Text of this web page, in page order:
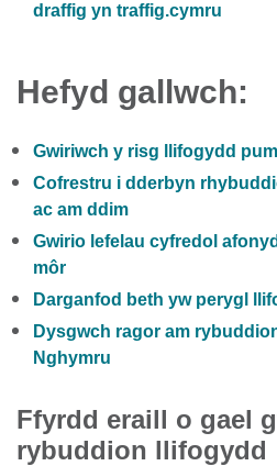
draffig yn traffig.cymru
Hefyd gallwch:
Gwiriwch y risg llifogydd
Cofrestru i dderbyn
ac am ddim
Gwirio lefelau cyfredol
môr
Darganfod beth yw perygl
Dysgwch ragor am
Nghymru
Ffyrdd eraill o gael
rybuddion llifogydd